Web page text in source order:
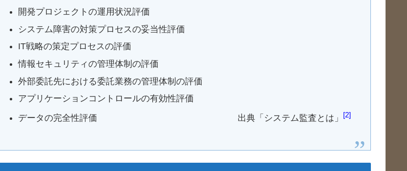
開発プロジェクトの運用状況評価
システム障害の対策プロセスの妥当性評価
IT戦略の策定プロセスの評価
情報セキュリティの管理体制の評価
外部委託先における委託業務の管理体制の評価
アプリケーションコントロールの有効性評価
データの完全性評価 出典「システム監査とは」
2